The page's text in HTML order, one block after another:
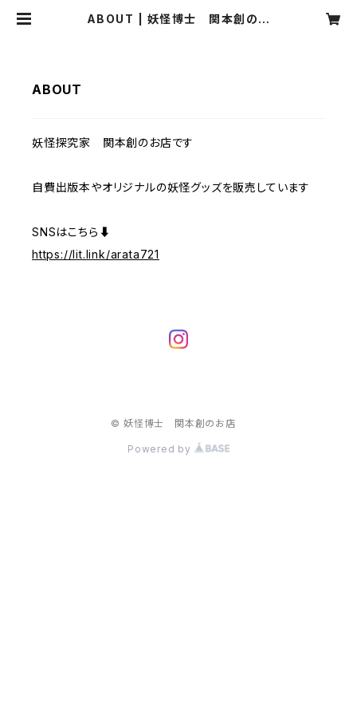
ABOUT | 妖怪博士 関本創のお
ABOUT
妖怪探究家 関本創のお店です
自費出版本やオリジナルの妖怪グッズを販売しています
SNSはこちら⬇️
https://lit.link/arata721
© 妖怪博士 関本創のお店
Powered by